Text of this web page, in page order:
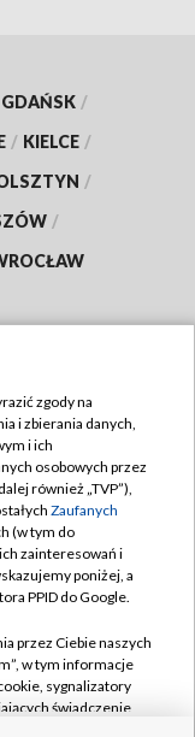
GDAŃSK /
/ KIELCE /
/
/
zgody na
i zbierania danych,
i ich
osobowych przez
również „TVP”),
Zaufanych
(w tym do
zainteresowań i
poniżej, a
PPID do Google.
przez Ciebie naszych
w tym informacje
sygnalizatory
świadczenie